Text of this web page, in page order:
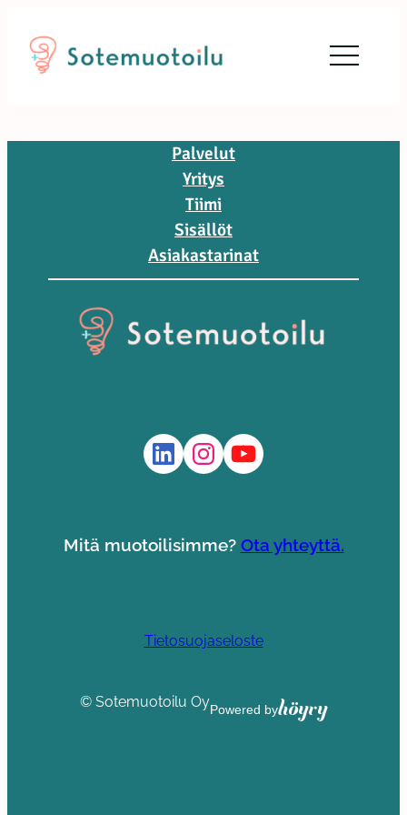
sisältöön
Palvelut
Yritys
Tiimi
Sisällöt
Asiakastarinat
LinkedIn
Instagram
YouTube
Mitä muotoilisimme? Ota yhteyttä.
Tietosuojaseloste
© Sotemuotoilu OyPowered byHöyry